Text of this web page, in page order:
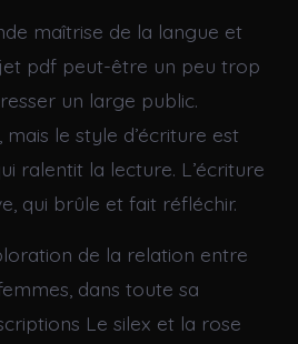
maîtrise de la langue et
pdf peut-être un peu trop
un large public.
mais le style d’écriture est
ralentit la lecture. L’écriture
qui brûle et fait réfléchir.
de la relation entre
dans toute sa
Le silex et la rose